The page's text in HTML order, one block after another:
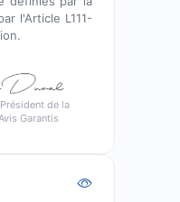
l'Article L111-
de la
Garantis